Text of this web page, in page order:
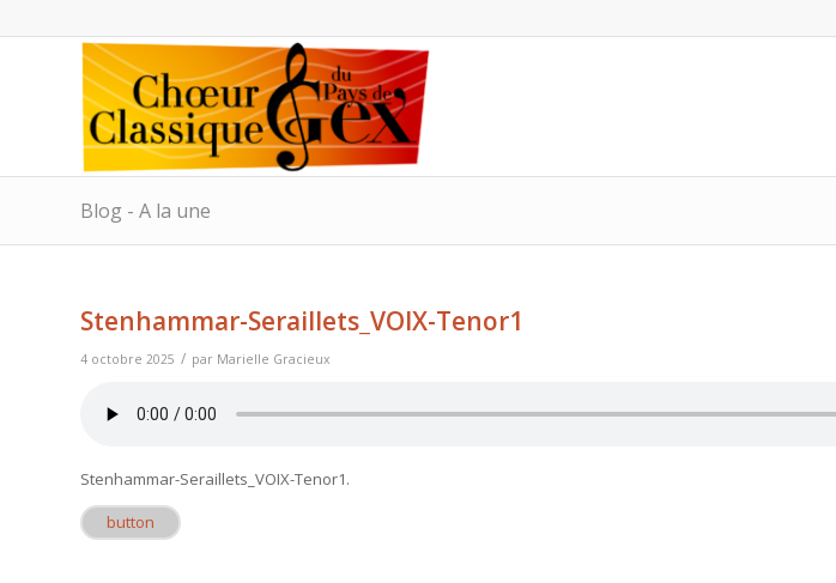
Blog - A la une
Stenhammar-Seraillets_VOIX-Tenor1
4 octobre 2025 / par Marielle Gracieux
Stenhammar-Seraillets_VOIX-Tenor1.
button